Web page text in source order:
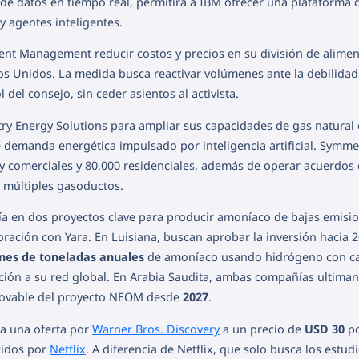
agentes inteligentes.
Management reducir costos y precios en su división de
Unidos. La medida busca reactivar volúmenes ante la
consejo, sin ceder asientos al activista.
Energy Solutions para ampliar sus capacidades de gas natural
energética impulsado por inteligencia artificial.
y 80,000 residenciales, además de operar acuerdos
gasoductos.
en dos proyectos clave para producir amoníaco de bajas
con Yara. En Luisiana, buscan aprobar la inversión hacia
de toneladas anuales de amoníaco usando hidrógeno con
a su red global. En Arabia Saudita, ambas compañías
del proyecto NEOM desde 2027.
una oferta por Warner Bros. Discoverya un precio de USD 30
por Netflix. A diferencia de Netflix, que solo busca los